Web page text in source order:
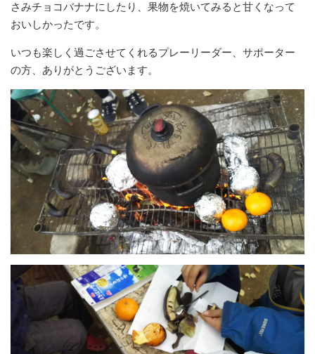
さみチョコバナナにしたり、果物を焼いてみると甘くなって
おいしかったです。
いつも楽しく過ごさせてくれるプレーリーダー、サポーター
の方、ありがとうございます。